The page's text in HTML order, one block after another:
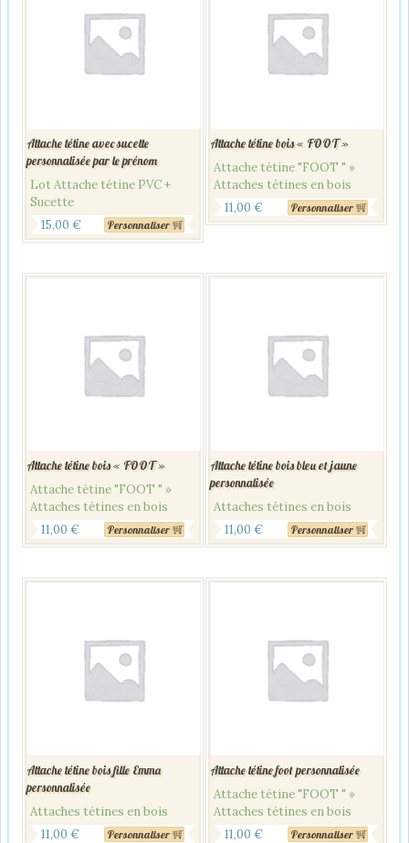
Attache tétine avec sucette
personnalisée par le prénom
Lot Attache tétine PVC +
Sucette
15,00 € Personnaliser
Attache tétine bois « FOOT »
Attache tétine "FOOT " »
Attaches tétines en bois
11,00 € Personnaliser
Attache tétine bois « FOOT »
Attache tétine "FOOT " »
Attaches tétines en bois
11,00 € Personnaliser
Attache tétine bois bleu et jaune
personnalisée
Attaches tétines en bois
11,00 € Personnaliser
Attache tétine bois fille Emma
personnalisée
Attaches tétines en bois
11,00 € Personnaliser
Attache tétine foot personnalisée
Attache tétine "FOOT " »
Attaches tétines en bois
11,00 € Personnaliser